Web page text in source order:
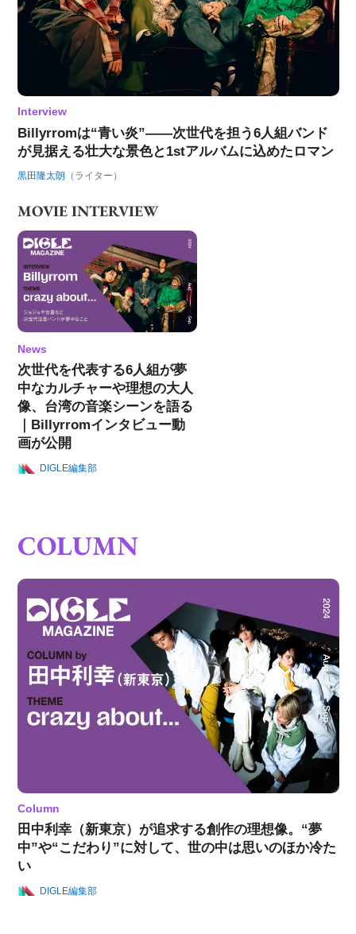
Interview
Billyrromは“青い炎”――次世代を担う6人組バンド
が見据える壮大な景色と1stアルバムに込めたロマン
黒田隆太朗 （ライター）
MOVIE INTERVIEW
News
次世代を代表する6人組が夢
中なカルチャーや理想の大人
像、台湾の音楽シーンを語る
｜Billyrromインタビュー動
画が公開
DIGLE編集部
COLUMN
Column
田中利幸（新東京）が追求する創作の理想像。“夢
中”や“こだわり”に対して、世の中は思いのほか冷た
い
DIGLE編集部